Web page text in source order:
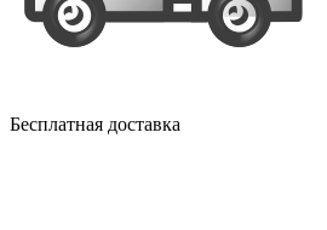
Бесплатная доставка